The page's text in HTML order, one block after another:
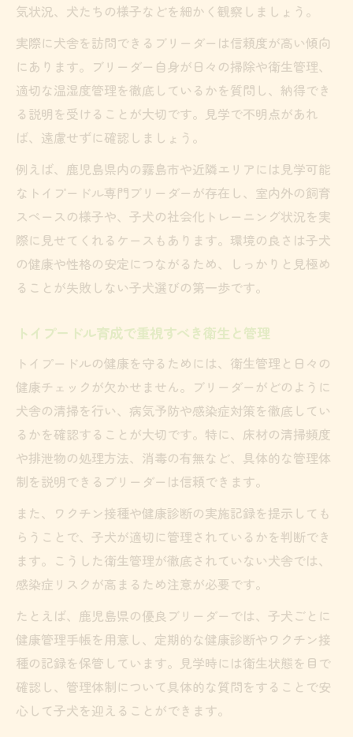
気状況、犬たちの様子などを細かく観察しましょう。
実際に犬舎を訪問できるブリーダーは信頼度が高い傾向
にあります。ブリーダー自身が日々の掃除や衛生管理、
適切な温湿度管理を徹底しているかを質問し、納得でき
る説明を受けることが大切です。見学で不明点があれ
ば、遠慮せずに確認しましょう。
例えば、鹿児島県内の霧島市や近隣エリアには見学可能
なトイプードル専門ブリーダーが存在し、室内外の飼育
スペースの様子や、子犬の社会化トレーニング状況を実
際に見せてくれるケースもあります。環境の良さは子犬
の健康や性格の安定につながるため、しっかりと見極め
ることが失敗しない子犬選びの第一歩です。
トイプードル育成で重視すべき衛生と管理
トイプードルの健康を守るためには、衛生管理と日々の
健康チェックが欠かせません。ブリーダーがどのように
犬舎の清掃を行い、病気予防や感染症対策を徹底してい
るかを確認することが大切です。特に、床材の清掃頻度
や排泄物の処理方法、消毒の有無など、具体的な管理体
制を説明できるブリーダーは信頼できます。
また、ワクチン接種や健康診断の実施記録を提示しても
らうことで、子犬が適切に管理されているかを判断でき
ます。こうした衛生管理が徹底されていない犬舎では、
感染症リスクが高まるため注意が必要です。
たとえば、鹿児島県の優良ブリーダーでは、子犬ごとに
健康管理手帳を用意し、定期的な健康診断やワクチン接
種の記録を保管しています。見学時には衛生状態を目で
確認し、管理体制について具体的な質問をすることで安
心して子犬を迎えることができます。